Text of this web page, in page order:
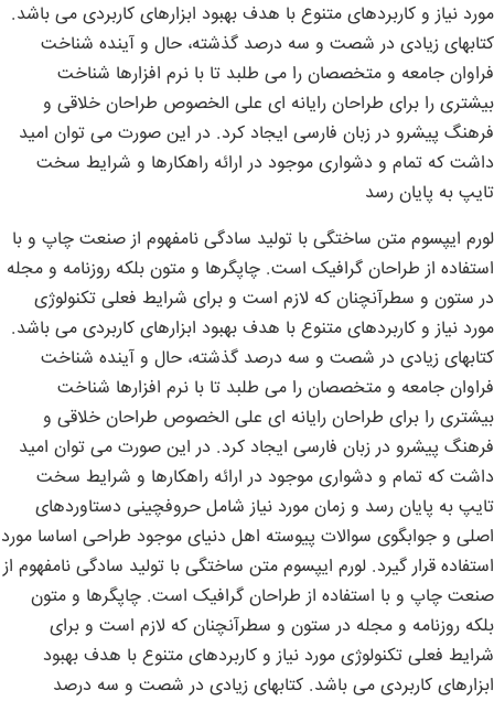
مورد نیاز و کاربردهای متنوع با هدف بهبود ابزارهای کاربردی می باشد.
کتابهای زیادی در شصت و سه درصد گذشته، حال و آینده شناخت
فراوان جامعه و متخصصان را می طلبد تا با نرم افزارها شناخت
بیشتری را برای طراحان رایانه ای علی الخصوص طراحان خلاقی و
فرهنگ پیشرو در زبان فارسی ایجاد کرد. در این صورت می توان امید
داشت که تمام و دشواری موجود در ارائه راهکارها و شرایط سخت
تایپ به پایان رسد
لورم ایپسوم متن ساختگی با تولید سادگی نامفهوم از صنعت چاپ و با
استفاده از طراحان گرافیک است. چاپگرها و متون بلکه روزنامه و مجله
در ستون و سطرآنچنان که لازم است و برای شرایط فعلی تکنولوژی
مورد نیاز و کاربردهای متنوع با هدف بهبود ابزارهای کاربردی می باشد.
کتابهای زیادی در شصت و سه درصد گذشته، حال و آینده شناخت
فراوان جامعه و متخصصان را می طلبد تا با نرم افزارها شناخت
بیشتری را برای طراحان رایانه ای علی الخصوص طراحان خلاقی و
فرهنگ پیشرو در زبان فارسی ایجاد کرد. در این صورت می توان امید
داشت که تمام و دشواری موجود در ارائه راهکارها و شرایط سخت
تایپ به پایان رسد و زمان مورد نیاز شامل حروفچینی دستاوردهای
اصلی و جوابگوی سوالات پیوسته اهل دنیای موجود طراحی اساسا مورد
استفاده قرار گیرد. لورم ایپسوم متن ساختگی با تولید سادگی نامفهوم از
صنعت چاپ و با استفاده از طراحان گرافیک است. چاپگرها و متون
بلکه روزنامه و مجله در ستون و سطرآنچنان که لازم است و برای
شرایط فعلی تکنولوژی مورد نیاز و کاربردهای متنوع با هدف بهبود
ابزارهای کاربردی می باشد. کتابهای زیادی در شصت و سه درصد